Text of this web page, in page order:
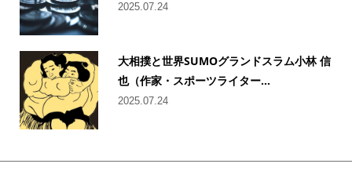
2025.07.24
大相撲と世界SUMOグランドスラム小林 信
也（作家・スポーツライター...
2025.07.24